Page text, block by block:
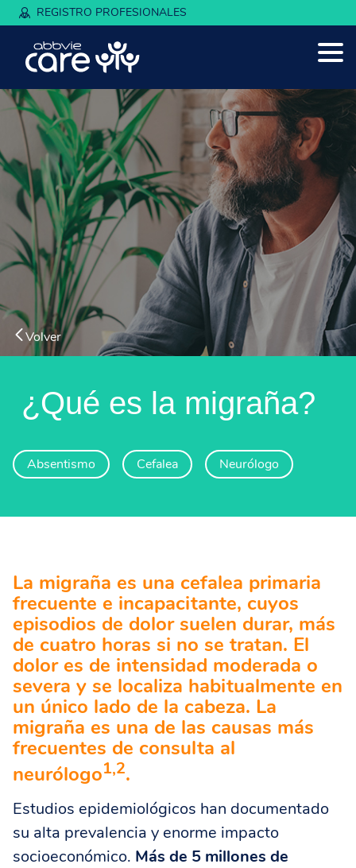
REGISTRO PROFESIONALES
Volver
¿Qué es la migraña?
Absentismo Cefalea Neurólogo
La migraña es una cefalea primaria
frecuente e incapacitante, cuyos
episodios de dolor suelen durar, más
de cuatro horas si no se tratan. El
dolor es de intensidad moderada o
severa y se localiza habitualmente en
un único lado de la cabeza. La
migraña es una de las causas más
frecuentes de consulta al
neurólogo1,2.
Estudios epidemiológicos han documentado
su alta prevalencia y enorme impacto
socioeconómico. Más de 5 millones de